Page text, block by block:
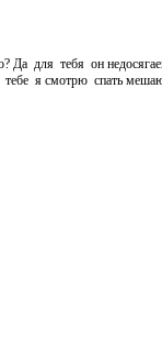
Да для тебя он
я смотрю спать